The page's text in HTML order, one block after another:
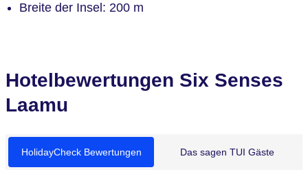
Breite der Insel: 200 m
Hotelbewertungen Six Senses
Laamu
HolidayCheck Bewertungen Das sagen TUI Gäste